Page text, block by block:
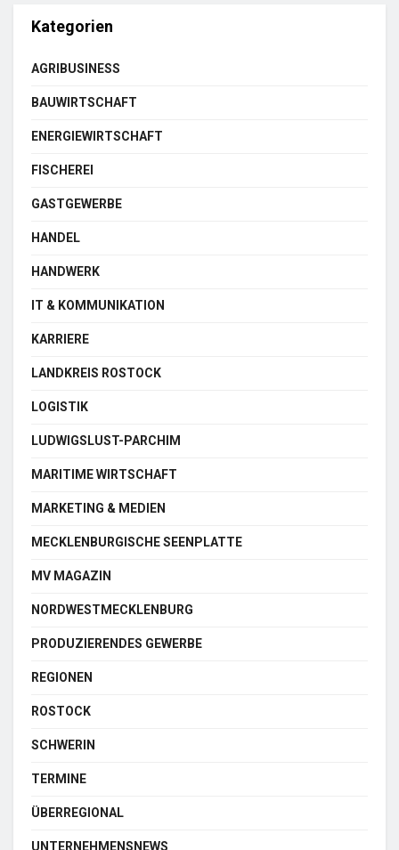
Kategorien
AGRIBUSINESS
BAUWIRTSCHAFT
ENERGIEWIRTSCHAFT
FISCHEREI
GASTGEWERBE
HANDEL
HANDWERK
IT & KOMMUNIKATION
KARRIERE
LANDKREIS ROSTOCK
LOGISTIK
LUDWIGSLUST-PARCHIM
MARITIME WIRTSCHAFT
MARKETING & MEDIEN
MECKLENBURGISCHE SEENPLATTE
MV MAGAZIN
NORDWESTMECKLENBURG
PRODUZIERENDES GEWERBE
REGIONEN
ROSTOCK
SCHWERIN
TERMINE
ÜBERREGIONAL
UNTERNEHMENSNEWS